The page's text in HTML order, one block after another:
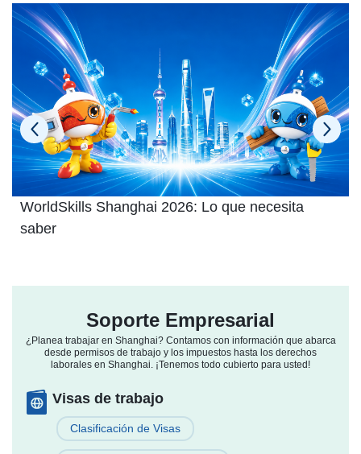
WorldSkills Shanghai 2026: Lo que necesita
saber
Soporte Empresarial
¿Planea trabajar en Shanghai? Contamos con información que abarca
desde permisos de trabajo y los impuestos hasta los derechos
laborales en Shanghai. ¡Tenemos todo cubierto para usted!
Visas de trabajo
Clasificación de Visas